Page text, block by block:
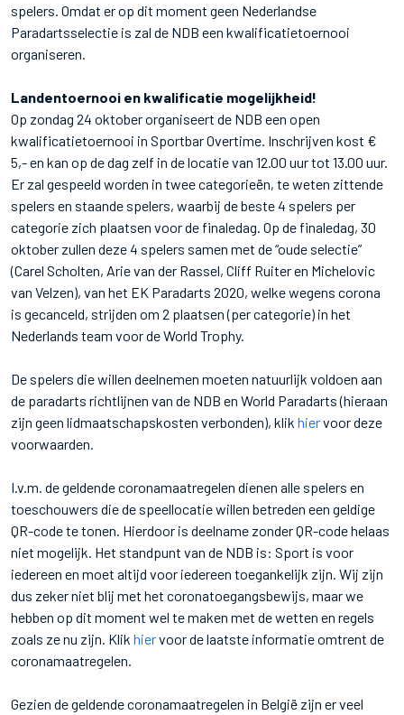
spelers. Omdat er op dit moment geen Nederlandse
Paradartsselectie is zal de NDB een kwalificatietoernooi
organiseren.
Landentoernooi en kwalificatie mogelijkheid!
Op zondag 24 oktober organiseert de NDB een open
kwalificatietoernooi in Sportbar Overtime. Inschrijven kost €
5,- en kan op de dag zelf in de locatie van 12.00 uur tot 13.00 uur.
Er zal gespeeld worden in twee categorieën, te weten zittende
spelers en staande spelers, waarbij de beste 4 spelers per
categorie zich plaatsen voor de finaledag. Op de finaledag, 30
oktober zullen deze 4 spelers samen met de “oude selectie”
(Carel Scholten, Arie van der Rassel, Cliff Ruiter en Michelovic
van Velzen), van het EK Paradarts 2020, welke wegens corona
is gecanceld, strijden om 2 plaatsen (per categorie) in het
Nederlands team voor de World Trophy.
De spelers die willen deelnemen moeten natuurlijk voldoen aan
de paradarts richtlijnen van de NDB en World Paradarts (hieraan
zijn geen lidmaatschapskosten verbonden), klik hiervoor deze
voorwaarden.
I.v.m. de geldende coronamaatregelen dienen alle spelers en
toeschouwers die de speellocatie willen betreden een geldige
QR-code te tonen. Hierdoor is deelname zonder QR-code helaas
niet mogelijk. Het standpunt van de NDB is: Sport is voor
iedereen en moet altijd voor iedereen toegankelijk zijn. Wij zijn
dus zeker niet blij met het coronatoegangsbewijs, maar we
hebben op dit moment wel te maken met de wetten en regels
zoals ze nu zijn. Klik hiervoor de laatste informatie omtrent de
coronamaatregelen.
Gezien de geldende coronamaatregelen in België zijn er veel